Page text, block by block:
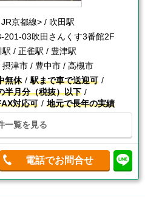
京都線> / 吹田駅
201-03吹田さんくす3番館2F
/ 正雀駅 / 豊津駅
津市 / 豊中市 / 高槻市
無休
駅まで車で送迎可
半月分（税抜）以下
対応可 地元で長年の実績
一覧を見る
電話でお問合せ